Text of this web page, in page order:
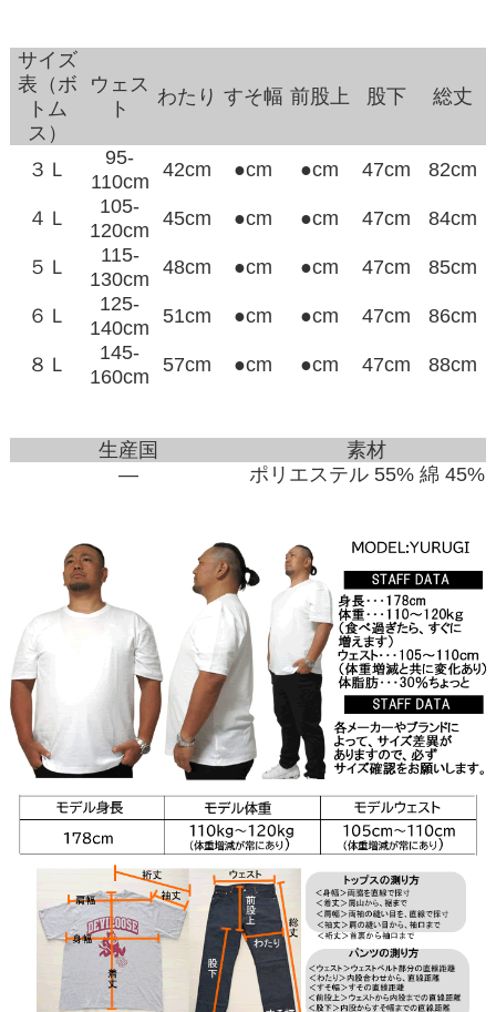
サイズ
表（ボ
トム
ス）
ウェス
ト
わたり すそ幅 前股上 股下 総丈
３Ｌ
95-
110cm
42cm ●cm ●cm 47cm 82cm
４Ｌ
105-
120cm
45cm ●cm ●cm 47cm 84cm
５Ｌ
115-
130cm
48cm ●cm ●cm 47cm 85cm
６Ｌ
125-
140cm
51cm ●cm ●cm 47cm 86cm
８Ｌ
145-
160cm
57cm ●cm ●cm 47cm 88cm
生産国
素材
―
ポリエステル 55% 綿 45%